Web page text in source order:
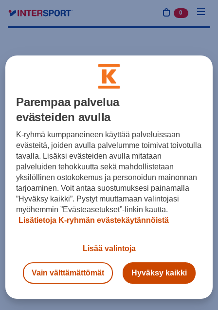
0 tuotetta
Parempaa palvelua
evästeiden avulla
K-ryhmä kumppaneineen käyttää palveluissaan
evästeitä, joiden avulla palvelumme toimivat toivotulla
tavalla. Lisäksi evästeiden avulla mitataan
palveluiden tehokkuutta sekä mahdollistetaan
yksilöllinen ostokokemus ja personoidun mainonnan
tarjoaminen. Voit antaa suostumuksesi painamalla
”Hyväksy kaikki”. Pystyt muuttamaan valintojasi
myöhemmin ”Evästeasetukset”-linkin kautta.
Lisätietoja K-ryhmän evästekäytännöistä
Lisää valintoja
Vain välttämättömät Hyväksy kaikki